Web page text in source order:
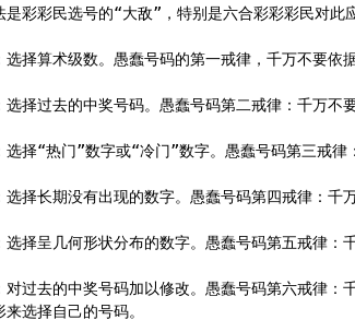
是彩彩民选号的“大敌”，特别是六合彩彩彩民对此
选择算术级数。愚蠢号码的第一戒律，千万不要依
选择过去的中奖号码。愚蠢号码第二戒律：千万不
选择“热门”数字或“冷门”数字。愚蠢号码第三戒
选择长期没有出现的数字。愚蠢号码第四戒律：千
选择呈几何形状分布的数字。愚蠢号码第五戒律：
对过去的中奖号码加以修改。愚蠢号码第六戒律：
来选择自己的号码。